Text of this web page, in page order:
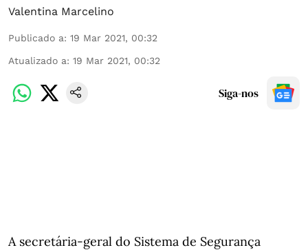
Valentina Marcelino
Publicado a: 19 Mar 2021, 00:32
Atualizado a: 19 Mar 2021, 00:32
Siga-nos
A secretária-geral do Sistema de Segurança